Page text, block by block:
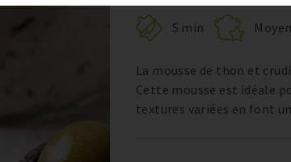
5 min Moyen
La mousse de thon et
Cette mousse est idéale
textures variées en font